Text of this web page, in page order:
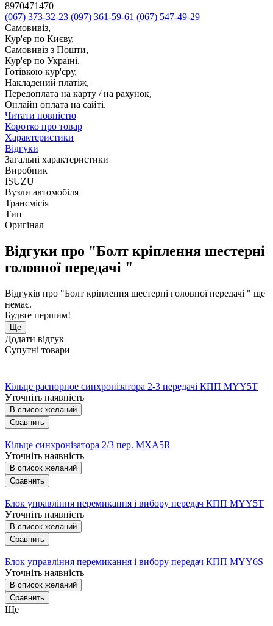
8970471470
(067) 373-32-23 (097) 361-59-61 (067) 547-49-29
Самовивіз,
Кур'єр по Києву,
Самовивіз з Пошти,
Кур'єр по Україні.
Готівкою кур'єру,
Накладений платіж,
Передоплата на карту / на рахунок,
Онлайн оплата на сайті.
Читати повністю
Коротко про товар
Характеристики
Відгуки
Загальні характеристики
Виробник
ISUZU
Вузли автомобіля
Трансмісія
Тип
Оригінал
Відгуки про "Болт кріплення шестерні
головної передачі "
Відгуків про "Болт кріплення шестерні головної передачі " ще
немає.
Будьте першим!
Ще
Додати відгук
Супутні товари
Кільце распорное синхронізатора 2-3 передачі КПП MYY5T
Уточніть наявність
В список желаний
Сравнить
Кільце синхронізатора 2/3 пер. MXA5R
Уточніть наявність
В список желаний
Сравнить
Блок управління перемикання і вибору передач КПП MYY5T
Уточніть наявність
В список желаний
Сравнить
Блок управління перемикання і вибору передач КПП MYY6S
Уточніть наявність
В список желаний
Сравнить
Ще